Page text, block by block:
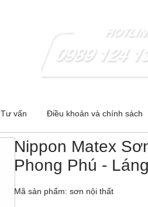
Tư vấn Điều khoản và chính sách
Nippon Matex
Phong Phú -
Mã sản phẩm: sơn nội thất